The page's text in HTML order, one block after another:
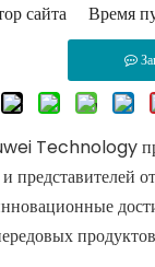
сайта Время
Technology